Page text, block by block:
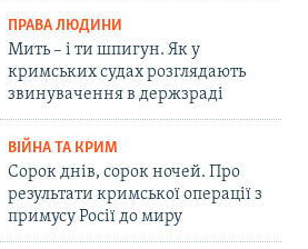
ПРАВА ЛЮДИНИ
Мить – і ти шпигун. Як у
кримських судах розглядають
звинувачення в держзраді
ВІЙНА ТА КРИМ
Сорок днів, сорок ночей. Про
результати кримської операції з
примусу Росії до миру